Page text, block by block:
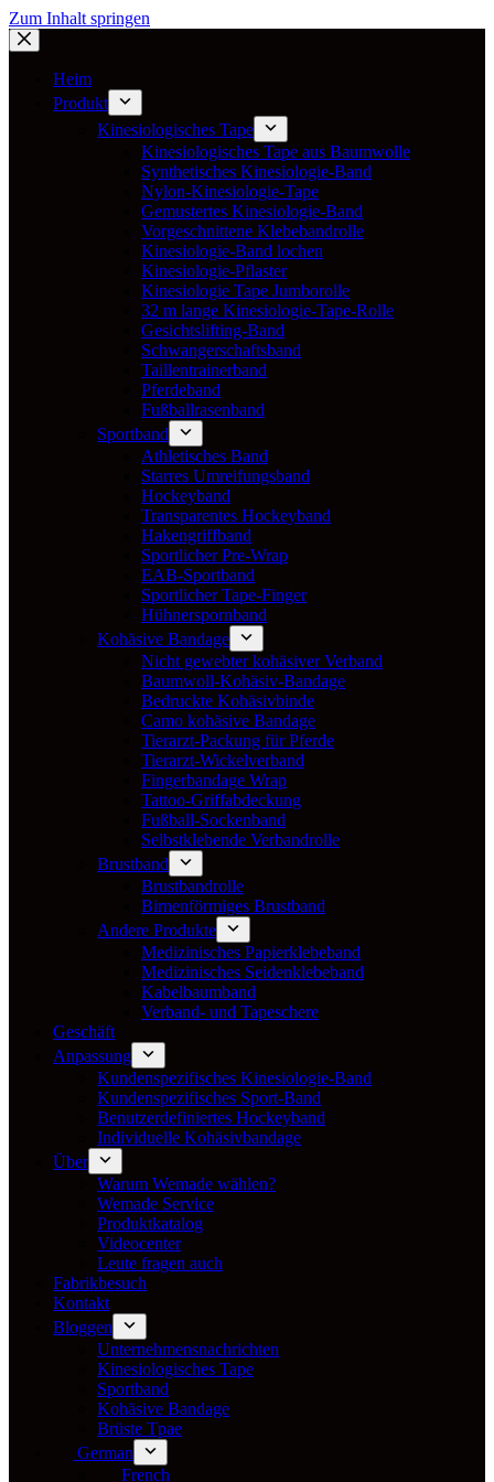
Zum Inhalt springen
Heim
Produkt
Kinesiologisches Tape
Kinesiologisches Tape aus Baumwolle
Synthetisches Kinesiologie-Band
Nylon-Kinesiologie-Tape
Gemustertes Kinesiologie-Band
Vorgeschnittene Klebebandrolle
Kinesiologie-Band lochen
Kinesiologie-Pflaster
Kinesiologie Tape Jumborolle
32 m lange Kinesiologie-Tape-Rolle
Gesichtslifting-Band
Schwangerschaftsband
Taillentrainerband
Pferdeband
Fußballrasenband
Sportband
Athletisches Band
Starres Umreifungsband
Hockeyband
Transparentes Hockeyband
Hakengriffband
Sportlicher Pre-Wrap
EAB-Sportband
Sportlicher Tape-Finger
Hühnerspornband
Kohäsive Bandage
Nicht gewebter kohäsiver Verband
Baumwoll-Kohäsiv-Bandage
Bedruckte Kohäsivbinde
Camo kohäsive Bandage
Tierarzt-Packung für Pferde
Tierarzt-Wickelverband
Fingerbandage Wrap
Tattoo-Griffabdeckung
Fußball-Sockenband
Selbstklebende Verbandrolle
Brustband
Brustbandrolle
Birnenförmiges Brustband
Andere Produkte
Medizinisches Papierklebeband
Medizinisches Seidenklebeband
Kabelbaumband
Verband- und Tapeschere
Geschäft
Anpassung
Kundenspezifisches Kinesiologie-Band
Kundenspezifisches Sport-Band
Benutzerdefiniertes Hockeyband
Individuelle Kohäsivbandage
Über
Warum Wemade wählen?
Wemade Service
Produktkatalog
Videocenter
Leute fragen auch
Fabrikbesuch
Kontakt
Bloggen
Unternehmensnachrichten
Kinesiologisches Tape
Sportband
Kohäsive Bandage
Brüste Tpae
German
French